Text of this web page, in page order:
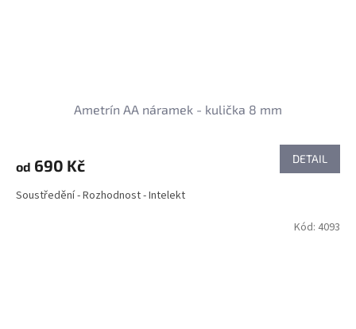
Ametrín AA náramek - kulička 8 mm
od 690 Kč DETAIL
Soustředění - Rozhodnost - Intelekt
Kód: 4093